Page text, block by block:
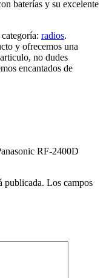
baterías y su excelente
radios.
y ofrecemos una
no dudes
encantados de
RF-2400D
publicada. Los campos